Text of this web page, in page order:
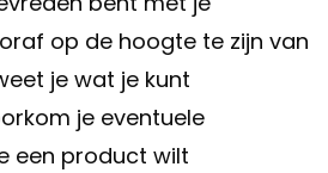
op de hoogte te zijn van
je wat je kunt
je eventuele
een product wilt